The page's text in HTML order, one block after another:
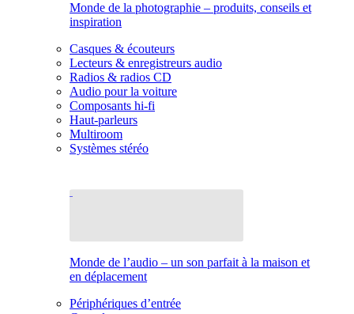
Monde de la photographie – produits, conseils et
inspiration
Casques & écouteurs
Lecteurs & enregistreurs audio
Radios & radios CD
Audio pour la voiture
Composants hi-fi
Haut-parleurs
Multiroom
Systèmes stéréo
Monde de l’audio – un son parfait à la maison et
en déplacement
Périphériques d’entrée